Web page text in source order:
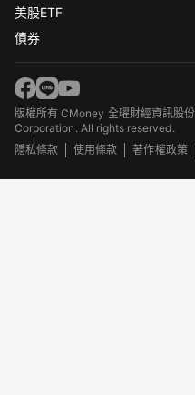
美股ETF
債券
版權所有 CMoney 全曜財經資訊
Corporation. All rights reserved.
隱私條款
使用條款 著作權政策